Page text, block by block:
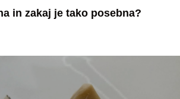
in zakaj je tako posebna?